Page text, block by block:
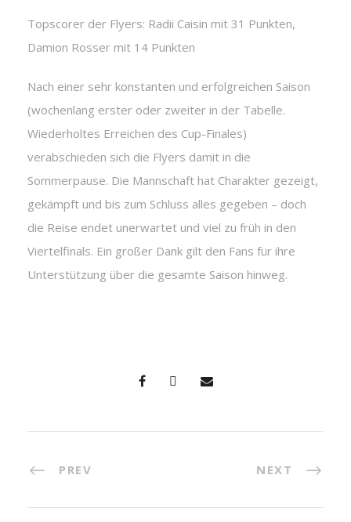
Topscorer der Flyers: Radii Caisin mit 31 Punkten,
Damion Rosser mit 14 Punkten
Nach einer sehr konstanten und erfolgreichen Saison
(wochenlang erster oder zweiter in der Tabelle.
Wiederholtes Erreichen des Cup-Finales)
verabschieden sich die Flyers damit in die
Sommerpause. Die Mannschaft hat Charakter gezeigt,
gekämpft und bis zum Schluss alles gegeben – doch
die Reise endet unerwartet und viel zu früh in den
Viertelfinals. Ein großer Dank gilt den Fans für ihre
Unterstützung über die gesamte Saison hinweg.
PREV NEXT